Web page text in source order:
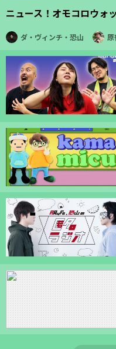
ニュース！オモコロウォ
ダ・ヴィンチ・恐山 原